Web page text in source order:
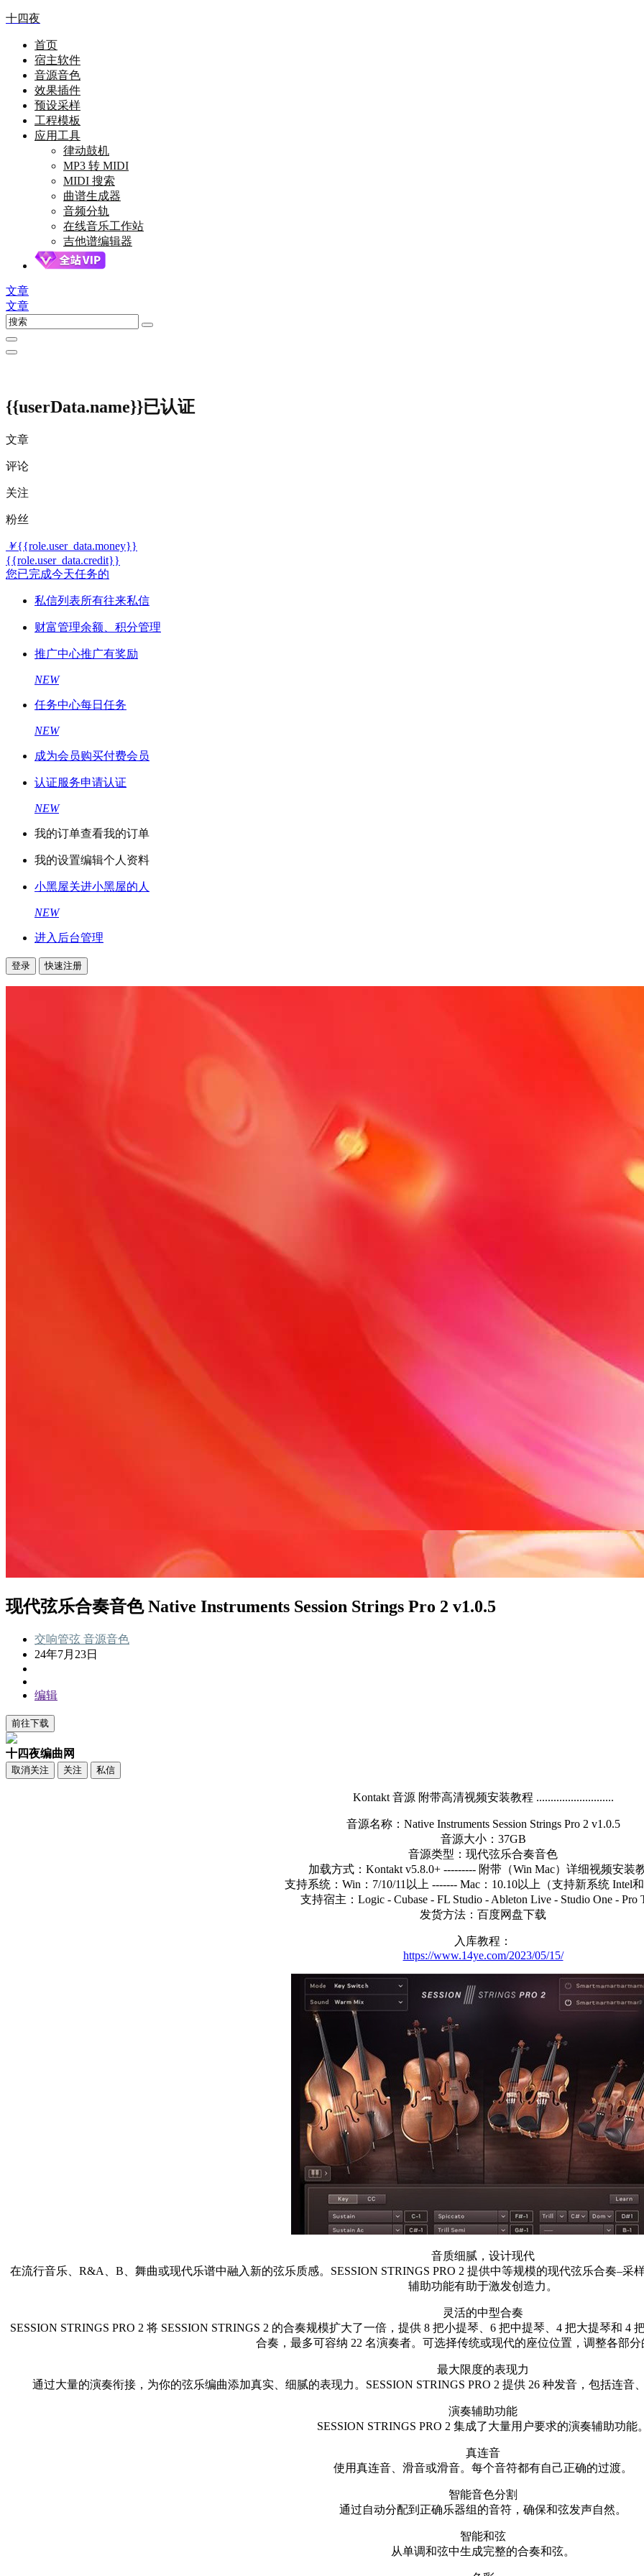
十四夜
首页
宿主软件
音源音色
效果插件
预设采样
工程模板
应用工具
律动鼓机
MP3 转 MIDI
MIDI 搜索
曲谱生成器
音频分轨
在线音乐工作站
吉他谱编辑器
文章
文章
{{userData.name}}已认证
文章
评论
关注
粉丝
￥{{role.user_data.money}}
{{role.user_data.credit}}
您已完成今天任务的
私信列表所有往来私信
财富管理余额、积分管理
推广中心推广有奖励
NEW
任务中心每日任务
NEW
成为会员购买付费会员
认证服务申请认证
NEW
我的订单查看我的订单
我的设置编辑个人资料
小黑屋关进小黑屋的人
NEW
进入后台管理
登录 快速注册
现代弦乐合奏音色 Native Instruments Session Strings Pro 2 v1.0.5
交响管弦 音源音色
24年7月23日
编辑
前往下载
十四夜编曲网
取消关注 关注 私信
Kontakt 音源 附带高清视频安装教程 ...........................
音源名称：Native Instruments Session Strings Pro 2 v1.0.5
音源大小：37GB
音源类型：现代弦乐合奏音色
加载方式：Kontakt v5.8.0+ --------- 附带（Win Mac）详细视频安装
支持系统：Win：7/10/11以上 ------- Mac：10.10以上（支持新系统 Intel和
支持宿主：Logic - Cubase - FL Studio - Ableton Live - Studio One - Pro
发货方法：百度网盘下载
入库教程：
https://www.14ye.com/2023/05/15/
音质细腻，设计现代
在流行音乐、R&A、B、舞曲或现代乐谱中融入新的弦乐质感。SESSION STRINGS PRO 2 提供中等规模的现代弦乐合奏–
辅助功能有助于激发创造力。
灵活的中型合奏
SESSION STRINGS PRO 2 将 SESSION STRINGS 2 的合奏规模扩大了一倍，提供 8 把小提琴、6 把中提琴、4 把大提琴和
合奏，最多可容纳 22 名演奏者。可选择传统或现代的座位位置，调整各部分
最大限度的表现力
通过大量的演奏衔接，为你的弦乐编曲添加真实、细腻的表现力。SESSION STRINGS PRO 2 提供 26 种发音，包括连音
演奏辅助功能
SESSION STRINGS PRO 2 集成了大量用户要求的演奏辅助功能。
真连音
使用真连音、滑音或滑音。每个音符都有自己正确的过渡。
智能音色分割
通过自动分配到正确乐器组的音符，确保和弦发声自然。
智能和弦
从单调和弦中生成完整的合奏和弦。